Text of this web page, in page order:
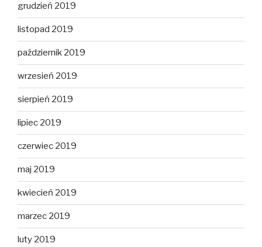
grudzień 2019
listopad 2019
październik 2019
wrzesień 2019
sierpień 2019
lipiec 2019
czerwiec 2019
maj 2019
kwiecień 2019
marzec 2019
luty 2019